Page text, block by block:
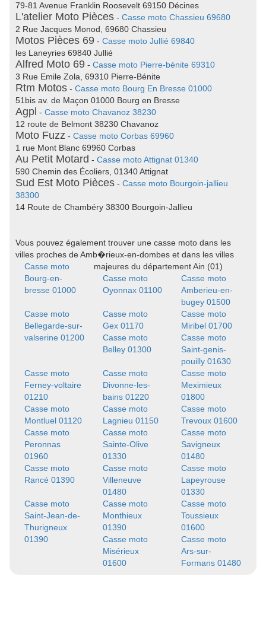
79-81 Avenue Franklin Roosevelt 69150 Décines
L'atelier Moto Pièces - Casse moto Chassieu 69680
2 Rue Jacques Monod, 69680 Chassieu
Motos Pièces 69 - Casse moto Jullié 69840
les Laneyries 69840 Jullié
Alfred Moto 69 - Casse moto Pierre-bénite 69310
3 Rue Emile Zola, 69310 Pierre-Bénite
Rtm Motos - Casse moto Bourg En Bresse 01000
51bis av. de Maçon 01000 Bourg en Bresse
Agpl - Casse moto Chavanoz 38230
12 route de Belmont 38230 Chavanoz
Moto Fuzz - Casse moto Corbas 69960
1 rue Mont Blanc 69960 Corbas
Au Petit Motard - Casse moto Attignat 01340
590 Chemin des Écoliers, 01340 Attignat
Sud Est Moto Pièces - Casse moto Bourgoin-jallieu
38300
14 Route de Chambéry 38300 Bourgoin-Jallieu
Vous pouvez également trouver une casse moto dans les
villes proches de Amb�rieux-en-dombes et dans les villes
majeures du département Ain (01)
Casse moto
Bourg-en-
bresse 01000
Casse moto
Oyonnax 01100
Casse moto
Amberieu-en-
bugey 01500
Casse moto
Bellegarde-sur-
valserine 01200
Casse moto
Gex 01170
Casse moto
Miribel 01700
Casse moto
Belley 01300
Casse moto
Saint-genis-
pouilly 01630
Casse moto
Ferney-voltaire
01210
Casse moto
Divonne-les-
bains 01220
Casse moto
Meximieux
01800
Casse moto
Montluel 01120
Casse moto
Lagnieu 01150
Casse moto
Trevoux 01600
Casse moto
Peronnas
01960
Casse moto
Sainte-Olive
01330
Casse moto
Savigneux
01480
Casse moto
Rancé 01390
Casse moto
Villeneuve
01480
Casse moto
Lapeyrouse
01330
Casse moto
Saint-Jean-de-
Thurigneux
01390
Casse moto
Monthieux
01390
Casse moto
Toussieux
01600
Casse moto
Misérieux
01600
Casse moto
Ars-sur-
Formans 01480